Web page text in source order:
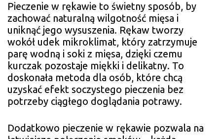
Pieczenie w rękawie to świetny sposób, by
zachować naturalną wilgotność mięsa i
uniknąć jego wysuszenia. Rękaw tworzy
wokół udek mikroklimat, który zatrzymuje
parę wodną i soki z mięsa, dzięki czemu
kurczak pozostaje miękki i delikatny. To
doskonała metoda dla osób, które chcą
uzyskać efekt soczystego pieczenia bez
potrzeby ciągłego doglądania potrawy.
Dodatkowo pieczenie w rękawie pozwala na